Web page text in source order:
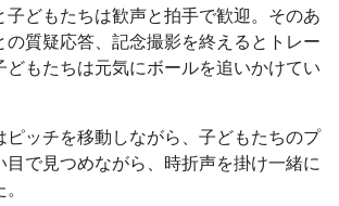
子どもたちは歓声と拍手で歓迎。そのあ
の質疑応答、記念撮影を終えるとトレー
どもたちは元気にボールを追いかけてい
ピッチを移動しながら、子どもたちのプ
目で見つめながら、時折声を掛け一緒に